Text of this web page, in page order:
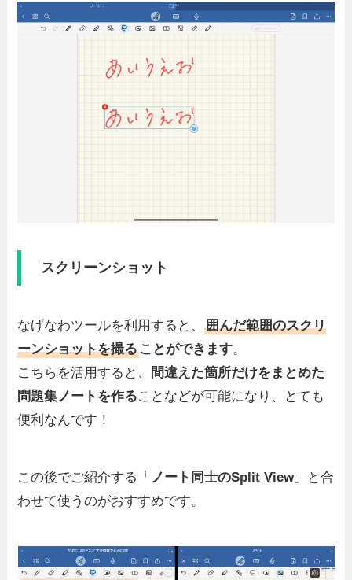
スクリーンショット
なげなわツールを利用すると、囲んだ範囲のスクリ
ーンショットを撮ることができます。
こちらを活用すると、
間違えた箇所だけをまとめた
問題集ノートを作ることなどが可能になり、とても
便利なんです！
この後でご紹介する「 ノート同士のSplit View」と合
わせて使うのがおすすめです。